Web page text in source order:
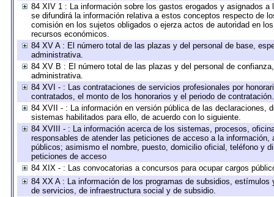
84 XIV 1 : La información sobre los gastos erogados y asignados
se difundirá la información relativa a estos conceptos respecto de
comisión en los sujetos obligados o ejerza actos de autoridad en
recursos económicos.
84 XV A : El número total de las plazas y del personal de base,
administrativa.
84 XV B : El número total de las plazas y del personal de
administrativa.
84 XVI - : Las contrataciones de servicios profesionales por
contratados, el monto de los honorarios y el periodo de contratación.
84 XVII - : La información en versión pública de las
sistemas habilitados para ello, de acuerdo con lo siguiente.
84 XVIII - : La información acerca de los sistemas, procesos,
responsables de atender las peticiones de acceso a la
públicos; asimismo el nombre, puesto, domicilio oficial, teléfono y
peticiones de acceso
84 XIX - : Las convocatorias a concursos para ocupar cargos
84 XX A : La información de los programas de subsidios,
de servicios, de infraestructura social y de subsidio.